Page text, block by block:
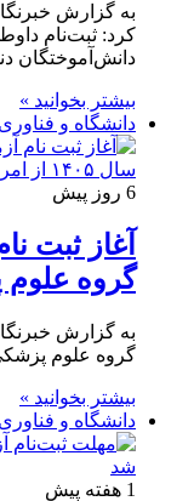
به گزارش
کرد: ثبت‌نام
دانش‌آموختگان
بیشتر بخوانید »
دانشگاه و
6 روز پیش
آغاز ثبت
گروه علوم
به گزارش
گروه علوم پزشکی سال ۱۴۰۵ از ساعت ٩
بیشتر بخوانید »
دانشگاه و
1 هفته پیش